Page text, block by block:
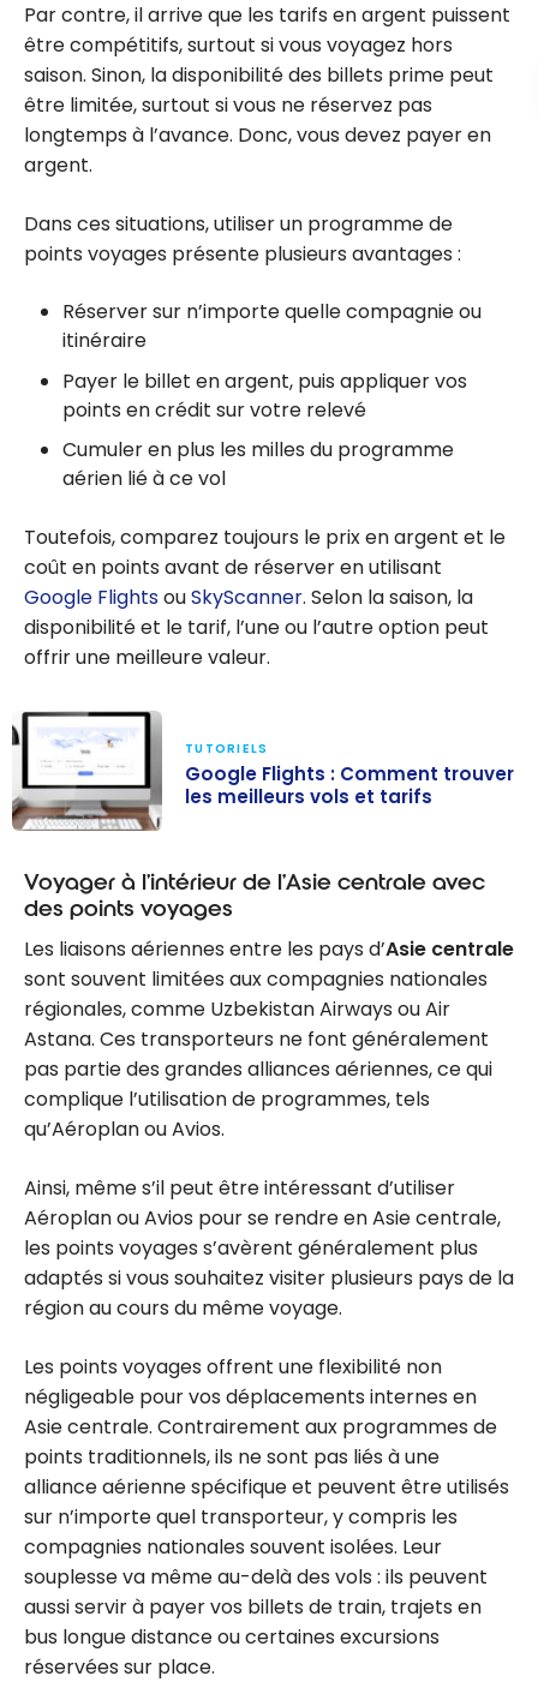
Par contre, il arrive que les tarifs en argent puissent
être compétitifs, surtout si vous voyagez hors
saison. Sinon, la disponibilité des billets prime peut
être limitée, surtout si vous ne réservez pas
longtemps à l’avance. Donc, vous devez payer en
argent.
Dans ces situations, utiliser un programme de
points voyages présente plusieurs avantages :
Réserver sur n’importe quelle compagnie ou
itinéraire
Payer le billet en argent, puis appliquer vos
points en crédit sur votre relevé
Cumuler en plus les milles du programme
aérien lié à ce vol
Toutefois, comparez toujours le prix en argent et le
coût en points avant de réserver en utilisant
Google FlightsouSkyScanner. Selon la saison, la
disponibilité et le tarif, l’une ou l’autre option peut
offrir une meilleure valeur.
Comment
trouver les
meilleurs vols
et tarifs
TUTORIELS
Google Flights : Comment trouver
les meilleurs vols et tarifs
Voyager à l’intérieur de l’Asie centrale avec
des points voyages
Les liaisons aériennes entre les pays d’Asie centrale
sont souvent limitées aux compagnies nationales
régionales, comme Uzbekistan Airways ou Air
Astana. Ces transporteurs ne font généralement
pas partie des grandes alliances aériennes, ce qui
complique l’utilisation de programmes, tels
qu’Aéroplan ou Avios.
Ainsi, même s’il peut être intéressant d’utiliser
Aéroplan ou Avios pour se rendre en Asie centrale,
les points voyages s’avèrent généralement plus
adaptés si vous souhaitez visiter plusieurs pays de la
région au cours du même voyage.
Les points voyages offrent une flexibilité non
négligeable pour vos déplacements internes en
Asie centrale. Contrairement aux programmes de
points traditionnels, ils ne sont pas liés à une
alliance aérienne spécifique et peuvent être utilisés
sur n’importe quel transporteur, y compris les
compagnies nationales souvent isolées. Leur
souplesse va même au-delà des vols : ils peuvent
aussi servir à payer vos billets de train, trajets en
bus longue distance ou certaines excursions
réservées sur place.